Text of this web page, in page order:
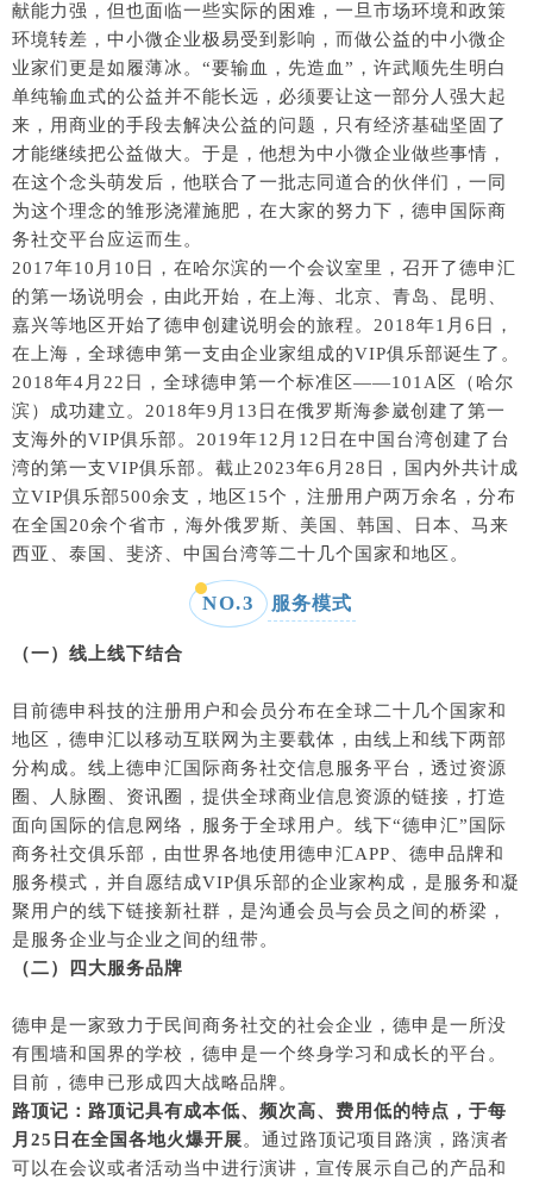
献能力强，但也面临一些实际的困难，一旦市场环境和政策
环境转差，中小微企业极易受到影响，而做公益的中小微企
业家们更是如履薄冰。“要输血，先造血”，许武顺先生明白
单纯输血式的公益并不能长远，必须要让这一部分人强大起
来，用商业的手段去解决公益的问题，只有经济基础坚固了
才能继续把公益做大。于是，他想为中小微企业做些事情，
在这个念头萌发后，他联合了一批志同道合的伙伴们，一同
为这个理念的雏形浇灌施肥，在大家的努力下，德申国际商
务社交平台应运而生。
2017年10月10日，在哈尔滨的一个会议室里，召开了德申汇
的第一场说明会，由此开始，在上海、北京、青岛、昆明、
嘉兴等地区开始了德申创建说明会的旅程。2018年1月6日，
在上海，全球德申第一支由企业家组成的VIP俱乐部诞生了。
2018年4月22日，全球德申第一个标准区——101A区（哈尔
滨）成功建立。2018年9月13日在俄罗斯海参崴创建了第一
支海外的VIP俱乐部。2019年12月12日在中国台湾创建了台
湾的第一支VIP俱乐部。截止2023年6月28日，国内外共计成
立VIP俱乐部500余支，地区15个，注册用户两万余名，分布
在全国20余个省市，海外俄罗斯、美国、韩国、日本、马来
西亚、泰国、斐济、中国台湾等二十几个国家和地区。
NO.3 服务模式
（一）线上线下结合
目前德申科技的注册用户和会员分布在全球二十几个国家和
地区，德申汇以移动互联网为主要载体，由线上和线下两部
分构成。线上德申汇国际商务社交信息服务平台，透过资源
圈、人脉圈、资讯圈，提供全球商业信息资源的链接，打造
面向国际的信息网络，服务于全球用户。线下“德申汇”国际
商务社交俱乐部，由世界各地使用德申汇APP、德申品牌和
服务模式，并自愿结成VIP俱乐部的企业家构成，是服务和凝
聚用户的线下链接新社群，是沟通会员与会员之间的桥梁，
是服务企业与企业之间的纽带。
（二）四大服务品牌
德申是一家致力于民间商务社交的社会企业，德申是一所没
有围墙和国界的学校，德申是一个终身学习和成长的平台。
目前，德申已形成四大战略品牌。
路顶记：路顶记具有成本低、频次高、费用低的特点，于每
月25日在全国各地火爆开展。通过路顶记项目路演，路演者
可以在会议或者活动当中进行演讲，宣传展示自己的产品和